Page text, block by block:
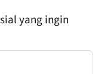
yang ingin